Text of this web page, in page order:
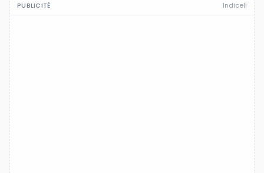
PUBLICITÉ Indiceli